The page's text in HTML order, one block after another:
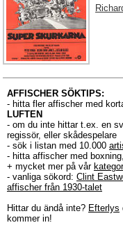
AFFISCHER SÖKTIPS:
- hitta fler affischer med
LUFTEN
- om du inte hittar t.ex. en
regissör, eller skådespelare
- sök i listan med 10.000
- hitta affischer med
+ mycket mer på vår
- vanliga sökord: Clint
affischer från 1930-talet
Hittar du ändå inte? Efterlys
kommer in!